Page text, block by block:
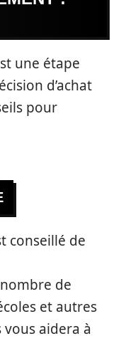
une étape
d’achat
pour
conseillé de
de
et autres
aidera à